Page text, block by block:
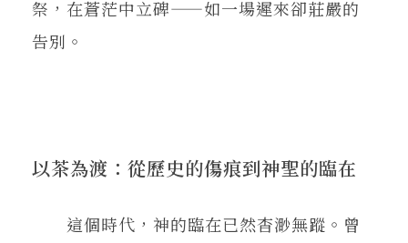
祭，在蒼茫中立碑——如一場遲來卻莊嚴的
告別。
以茶為渡：從歷史的傷痕到神聖的臨在
這個時代，神的臨在已然杳渺無蹤。曾